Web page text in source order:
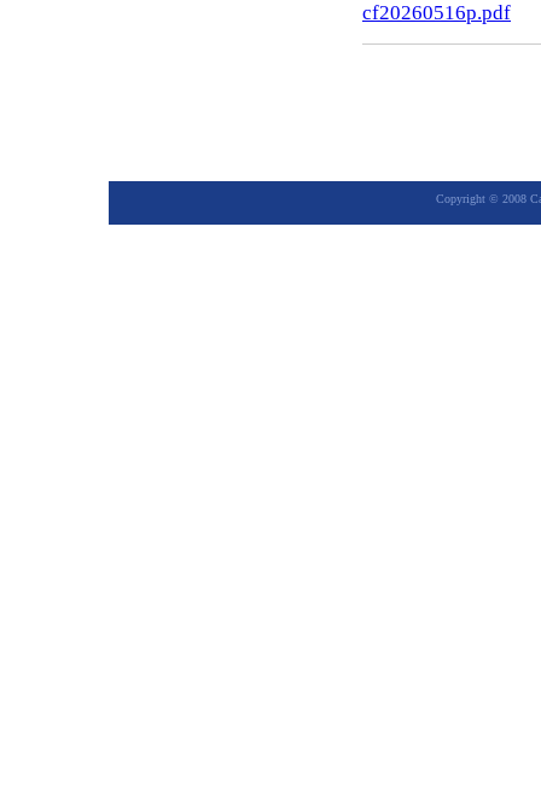
cf20260516p.pdf
Copyright © 2008